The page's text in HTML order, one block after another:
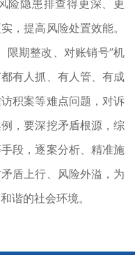
险隐患排查得更深、更
，提高风险处置效能。
限期整改、对账销号”机
有人抓、有人管、有成
积案等难点问题，对诉
，要深挖矛盾根源，综
段，逐案分析、精准施
盾上行、风险外溢，为
谐的社会环境。